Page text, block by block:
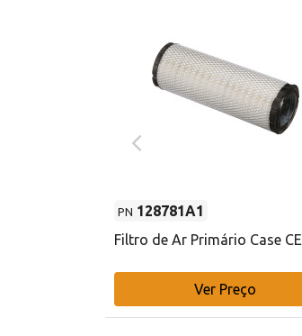
PN 128781A1
Filtro de Ar Primário Case CE
Ver Preço